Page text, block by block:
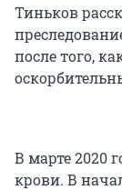
Тиньков
после того,
В марте 2020
крови. В